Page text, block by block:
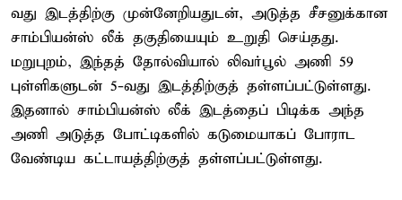
வது இடத்திற்கு முன்னேறியதுடன், அடுத்த சீசனுக்கான
சாம்பியன்ஸ் லீக் தகுதியையும் உறுதி செய்தது.
மறுபுறம், இந்தத் தோல்வியால் லிவர்பூல் அணி 59
புள்ளிகளுடன் 5-வது இடத்திற்குத் தள்ளப்பட்டுள்ளது.
இதனால் சாம்பியன்ஸ் லீக் இடத்தைப் பிடிக்க அந்த
அணி அடுத்த போட்டிகளில் கடுமையாகப் போராட
வேண்டிய கட்டாயத்திற்குத் தள்ளப்பட்டுள்ளது.